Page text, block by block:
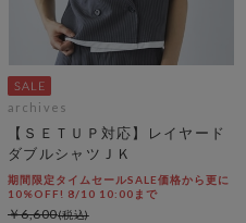
archives
【ＳＥＴＵＰ対応】レイヤード
ダブルシャツＪＫ
期間限定タイムセールSALE価格から更に
10%OFF! 8/10 10:00まで
￥6,600